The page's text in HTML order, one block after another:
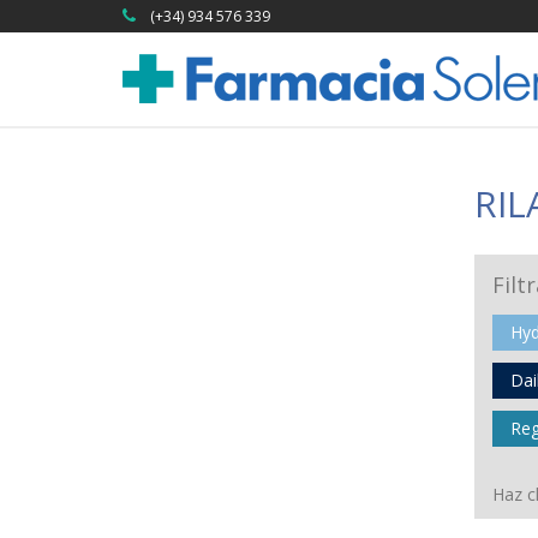
(+34) 934 576 339
Haz